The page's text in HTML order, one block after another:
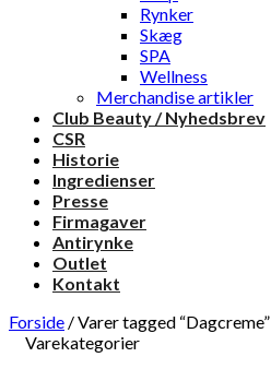
Rynker
Skæg
SPA
Wellness
Merchandise artikler
Club Beauty / Nyhedsbrev
CSR
Historie
Ingredienser
Presse
Firmagaver
Antirynke
Outlet
Kontakt
Forside /Varer tagged “Dagcreme”
Varekategorier